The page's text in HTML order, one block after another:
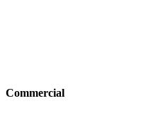
Commercial